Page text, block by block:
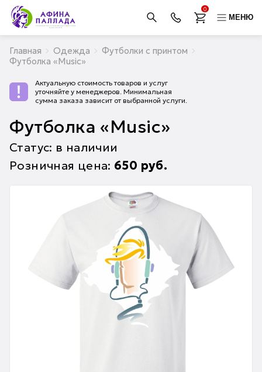
0
МЕНЮ
Главная Одежда
Футболки с принтом
Футболка «Music»
Актуальную стоимость товаров и услуг
уточняйте у менеджеров. Минимальная
сумма заказа зависит от выбранной услуги.
Футболка «Music»
Статус: в наличии
Розничная цена: 650 руб.